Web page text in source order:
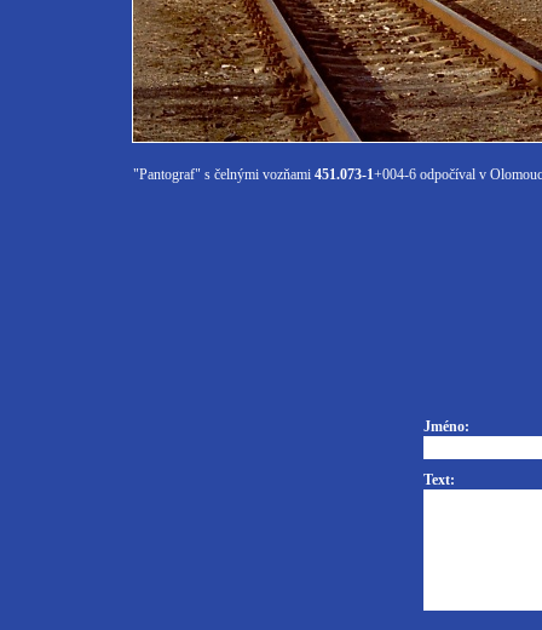
"Pantograf" s čelnými vozňami 451.073-1+004-6 odpočíval v
Jméno:
Text: